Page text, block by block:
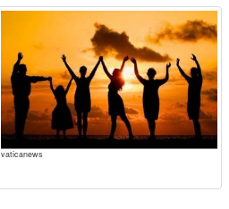
vaticanews